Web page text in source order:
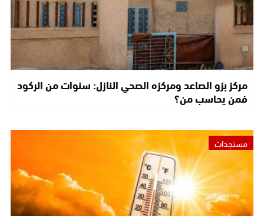
مركز بزو الصاعد ومركزه الصحي النازل: سنوات من الركود
فمن يحاسب من؟
مستجدات